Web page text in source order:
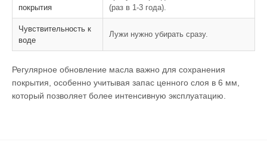
покрытия
(раз в 1-3 года).
Чувствительность к
воде
Лужи нужно убирать сразу.
Регулярное обновление масла важно для сохранения
покрытия, особенно учитывая запас ценного слоя в 6 мм,
который позволяет более интенсивную эксплуатацию.